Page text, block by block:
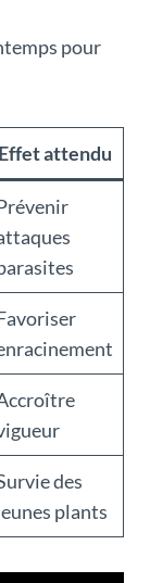
pour
Effet attendu
des
plants